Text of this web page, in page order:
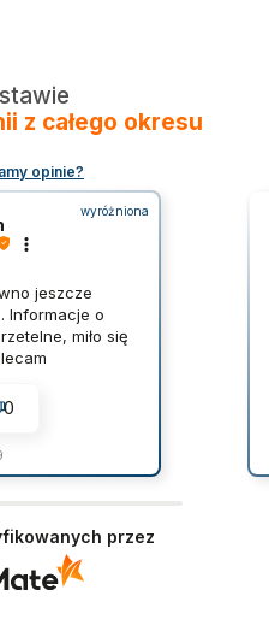
z całego okresu
opinie?
wyróżniona
jeszcze
Informacje o
miło się
0
przez